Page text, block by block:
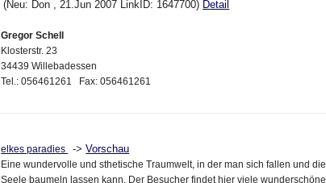
(Neu: Don , 21.Jun 2007 LinkID: 1647700) Detail
Gregor Schell
Klosterstr. 23
34439 Willebadessen
Tel.: 056461261 Fax: 056461261
elkes paradies ->Vorschau
Eine wundervolle und sthetische Traumwelt, in der man sich fallen und die
Seele baumeln lassen kann. Der Besucher findet hier viele wunderschöne